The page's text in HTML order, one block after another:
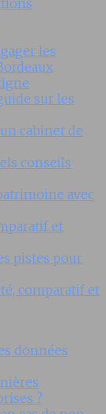
les
sur les
cabinet de
conseils
avec
et
pistes pour
comparatif et
données
?